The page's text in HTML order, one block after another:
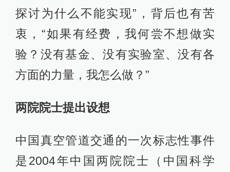
探讨为什么不能实现”，背后也有苦
衷，“如果有经费，我何尝不想做实
验？没有基金、没有实验室、没有各
方面的力量，我怎么做？”
两院院士提出设想
中国真空管道交通的一次标志性事件
是2004年中国两院院士（中国科学